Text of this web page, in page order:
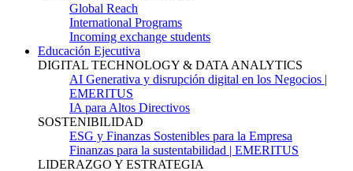
Global Reach
International Programs
Incoming exchange students
Educación Ejecutiva
DIGITAL TECHNOLOGY & DATA ANALYTICS
AI Generativa y disrupción digital en los Negocios |
EMERITUS
IA para Altos Directivos
SOSTENIBILIDAD
ESG y Finanzas Sostenibles para la Empresa
Finanzas para la sustentabilidad | EMERITUS
LIDERAZGO Y ESTRATEGIA